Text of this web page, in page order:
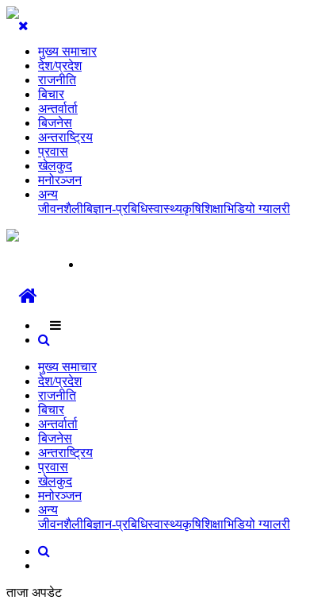
मुख्य समाचार
देश/प्रदेश
राजनीति
बिचार
अन्तर्वार्ता
बिजनेस
अन्तराष्ट्रिय
प्रवास
खेलकुद
मनोरञ्जन
अन्य
जीवनशैलीबिज्ञान-प्रबिधिस्वास्थ्यकृषिशिक्षाभिडियो ग्यालरी
मुख्य समाचार
देश/प्रदेश
राजनीति
बिचार
अन्तर्वार्ता
बिजनेस
अन्तराष्ट्रिय
प्रवास
खेलकुद
मनोरञ्जन
अन्य
जीवनशैलीबिज्ञान-प्रबिधिस्वास्थ्यकृषिशिक्षाभिडियो ग्यालरी
ताजा अपडेट